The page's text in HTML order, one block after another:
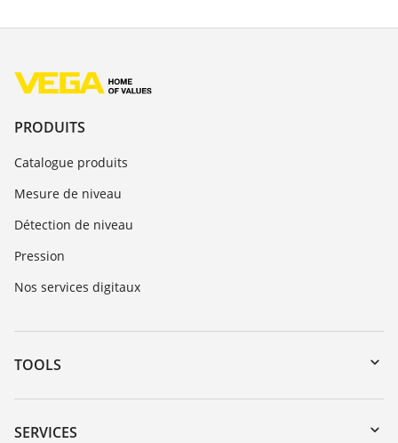
PRODUITS
Catalogue produits
Mesure de niveau
Détection de niveau
Pression
Nos services digitaux
TOOLS
Téléchargements
Recherche par numéro de série
SERVICES